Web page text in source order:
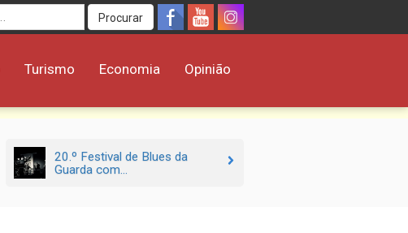
Procurar
Turismo Economia Opinião
20.º Festival de Blues da
Guarda com...